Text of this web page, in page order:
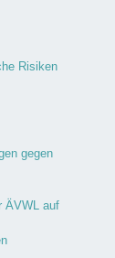
Risiken
gegen
ÄVWL auf